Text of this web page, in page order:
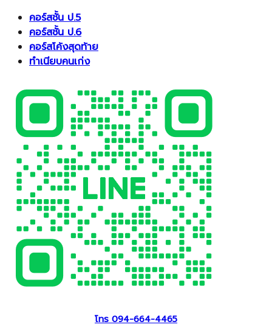
คอร์สชั้น ป.5
คอร์สชั้น ป.6
คอร์สโค้งสุดท้าย
ทำเนียบคนเก่ง
โทร 094-664-4465